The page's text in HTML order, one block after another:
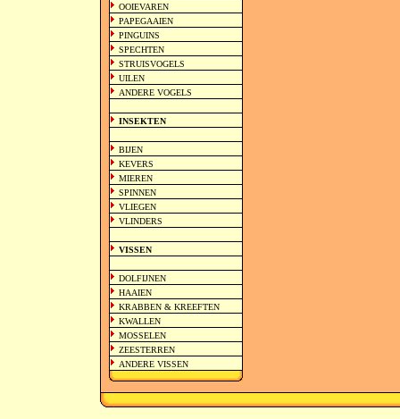
OOIEVAREN
PAPEGAAIEN
PINGUINS
SPECHTEN
STRUISVOGELS
UILEN
ANDERE VOGELS
INSEKTEN
BIJEN
KEVERS
MIEREN
SPINNEN
VLIEGEN
VLINDERS
VISSEN
DOLFIJNEN
HAAIEN
KRABBEN & KREEFTEN
KWALLEN
MOSSELEN
ZEESTERREN
ANDERE VISSEN